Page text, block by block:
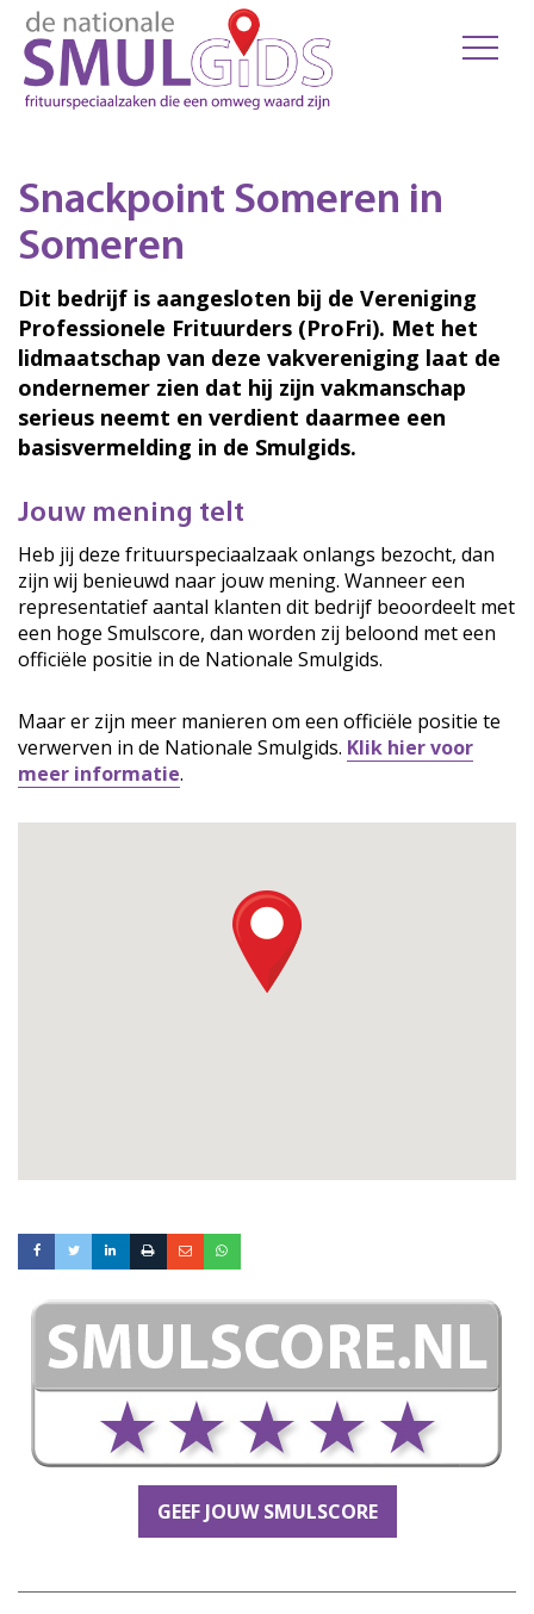
Snackpoint Someren in
Someren
Dit bedrijf is aangesloten bij de Vereniging
Professionele Frituurders (ProFri). Met het
lidmaatschap van deze vakvereniging laat de
ondernemer zien dat hij zijn vakmanschap
serieus neemt en verdient daarmee een
basisvermelding in de Smulgids.
Jouw mening telt
Heb jij deze frituurspeciaalzaak onlangs bezocht, dan
zijn wij benieuwd naar jouw mening. Wanneer een
representatief aantal klanten dit bedrijf beoordeelt met
een hoge Smulscore, dan worden zij beloond met een
officiële positie in de Nationale Smulgids.
Maar er zijn meer manieren om een officiële positie te
verwerven in de Nationale Smulgids. Klik hier voor
meer informatie.
GEEF JOUW SMULSCORE